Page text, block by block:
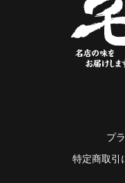
プ
特定商取引